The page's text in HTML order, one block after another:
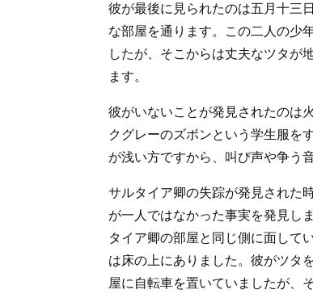
彼が最後に見られたのは五月十三
な部屋を通ります。この二人の少
したが、そこからは丈夫なツタが
ます。
彼がいないことが発見されたのは
クグレーのズボンという学生服を
が浅い方ですから、叫び声や争う
サルタイア卿の失踪が発見された
が一人ではなかった事実を発見し
タイア卿の部屋と同じ側に面して
は床の上にありました。彼がツタ
屋に自転車を置いていましたが、